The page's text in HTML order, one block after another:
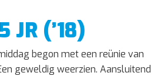
JR (’18)
begon met een reünie van
geweldig weerzien. Aansluitend